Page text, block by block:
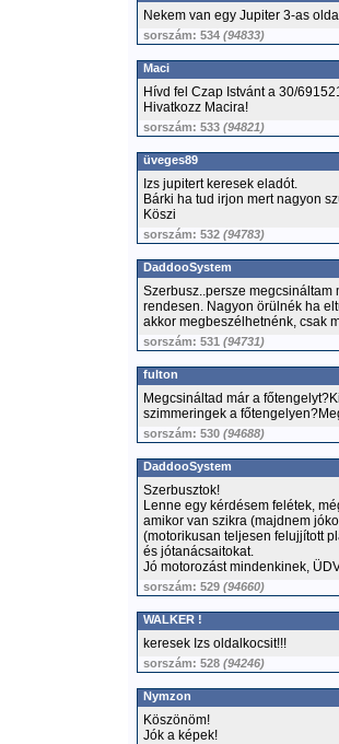
Nekem van egy Jupiter 3-as
sorszám: 534 (94833)
Maci
Hívd fel Czap Istvánt a 30/
Hivatkozz Macira!
sorszám: 533 (94821)
üveges89
Izs jupitert keresek eladót.
Bárki ha tud irjon mert nagyon
Köszi
sorszám: 532 (94783)
DaddooSystem
Szerbusz..persze
rendesen. Nagyon örülnék ha
akkor megbeszélhetnénk, csak
sorszám: 531 (94731)
fulton
Megcsináltad már a
szimmeringek a
sorszám: 530 (94688)
DaddooSystem
Szerbusztok!
Lenne egy kérdésem felétek,
amikor van szikra (majdnem
(motorikusan teljesen felujjított
és jótanácsaitokat.
Jó motorozást mindenkinek,
sorszám: 529 (94660)
WALKER !
keresek Izs oldalkocsit!!!
sorszám: 528 (94246)
Nymzon
Köszönöm!
Jók a képek!